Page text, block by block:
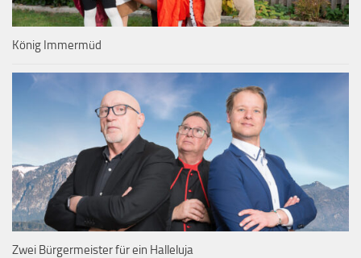
König Immermüd
Zwei Bürgermeister für ein Halleluja